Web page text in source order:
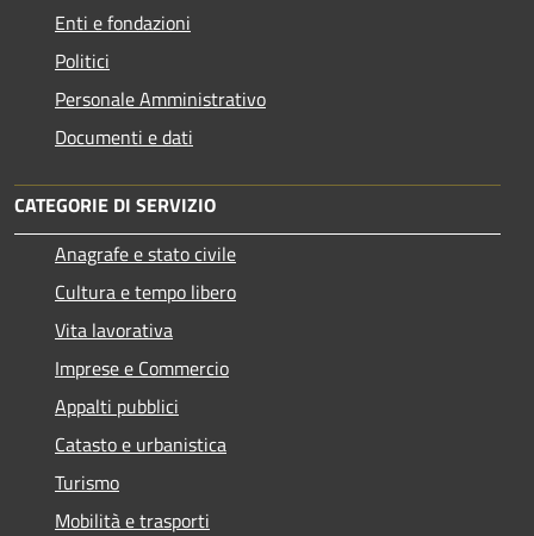
Enti e fondazioni
Politici
Personale Amministrativo
Documenti e dati
CATEGORIE DI SERVIZIO
Anagrafe e stato civile
Cultura e tempo libero
Vita lavorativa
Imprese e Commercio
Appalti pubblici
Catasto e urbanistica
Turismo
Mobilità e trasporti